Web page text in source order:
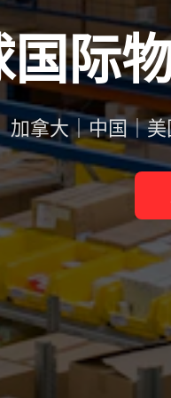
际
加拿大｜中国｜